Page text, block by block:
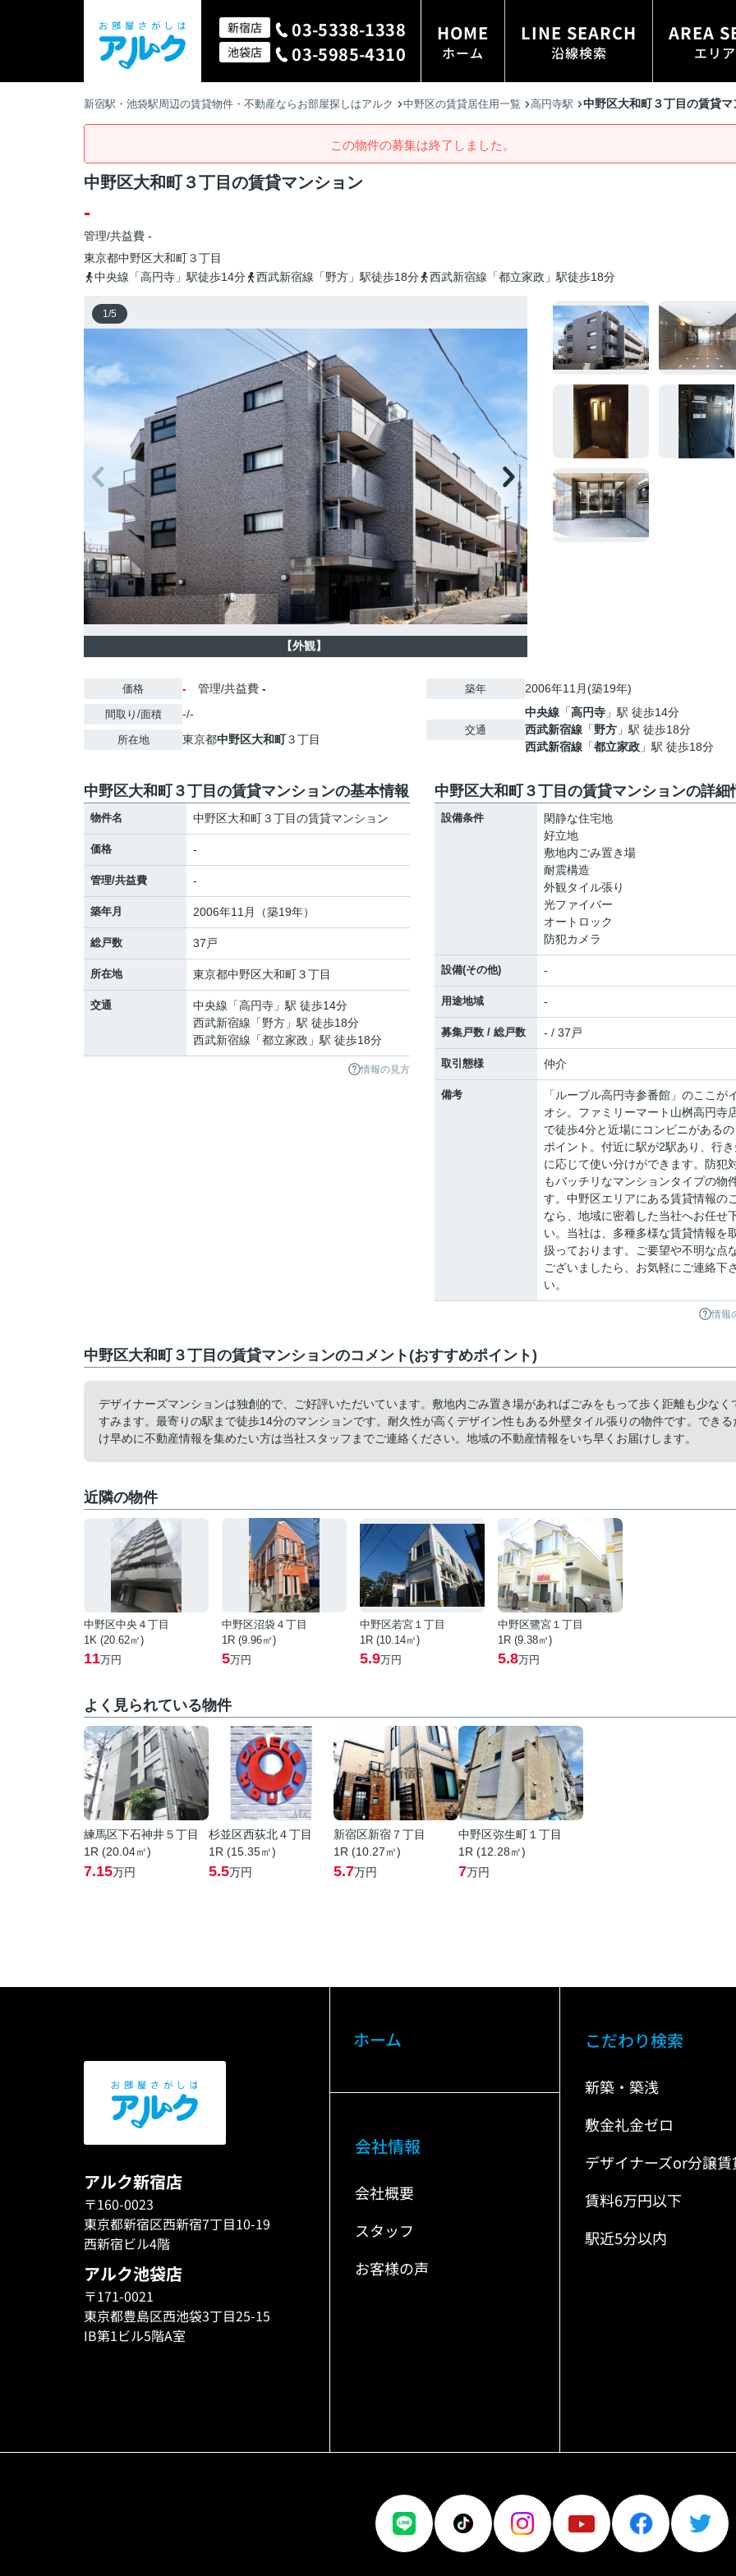
新宿店 03-5338-1338
池袋店 03-5985-4310
HOME
ホーム
LINE SEARCH
沿線検索
AREA
エリ
新宿駅・池袋駅周辺の賃貸物件・不動産ならお部屋探しはアルク 中野区の賃貸居住用一覧 高円寺駅 中野区大和町３丁目の賃貸マ
この物件の募集は終了しました。
中野区大和町３丁目の賃貸マンション
-
管理/共益費 -
東京都中野区大和町３丁目
中央線「高円寺」駅徒歩14分
西武新宿線「野方」駅徒歩18分 西武新宿線「都立家政」駅徒歩18分
1/5
【外観】
価格 - 管理/共益費 -
間取り/面積 -/-
所在地 東京都中野区大和町３丁目
築年 2006年11月(築19年)
交通
中央線 「高円寺 」駅 徒歩14分
西武新宿線 「野方 」駅 徒歩18分
西武新宿線 「都立家政 」駅 徒歩18分
中野区大和町３丁目の賃貸マンションの基本情報
物件名 中野区大和町３丁目の賃貸マンション
価格 -
管理/共益費 -
築年月 2006年11月（築19年）
総戸数 37戸
所在地 東京都中野区大和町３丁目
交通 中央線 「高円寺 」駅 徒歩14分
西武新宿線 「野方 」駅 徒歩18分
西武新宿線 「都立家政 」駅 徒歩18分
情報の見方
中野区大和町３丁目の賃貸マンションの詳細
設備条件
閑静な住宅地
好立地
敷地内ごみ置き場
耐震構造
外観タイル張り
光ファイバー
オートロック
防犯カメラ
設備(その他) -
用途地域 -
募集戸数 / 総戸数 - / 37戸
取引態様 仲介
備考
「ルーブル高円寺参番館」のここが
オシ。ファミリーマート山桝高円寺
で徒歩4分と近場にコンビニがあるの
ポイント。付近に駅が2駅あり、行
に応じて使い分けができます。防犯
もバッチリなマンションタイプの物
す。中野区エリアにある賃貸情報の
なら、地域に密着した当社へお任せ
い。当社は、多種多様な賃貸情報を
扱っております。ご要望や不明な点
ございましたら、お気軽にご連絡下さ
い。
情報
中野区大和町３丁目の賃貸マンションのコメント(おすすめポイント)
デザイナーズマンションは独創的で、ご好評いただいています。敷地内ごみ置き場があればごみをもって歩く距離も少なく
すみます。最寄りの駅まで徒歩14分のマンションです。耐久性が高くデザイン性もある外壁タイル張りの物件です。できる
け早めに不動産情報を集めたい方は当社スタッフまでご連絡ください。地域の不動産情報をいち早くお届けします。
近隣の物件
中野区中央４丁目
1K (20.62㎡)
11万円
中野区沼袋４丁目
1R (9.96㎡)
5万円
中野区若宮１丁目
1R (10.14㎡)
5.9万円
中野区鷺宮１丁目
1R (9.38㎡)
5.8万円
よく見られている物件
練馬区下石神井５丁目
1R (20.04㎡)
7.15万円
杉並区西荻北４丁目
1R (15.35㎡)
5.5万円
新宿区新宿７丁目
1R (10.27㎡)
5.7万円
中野区弥生町１丁目
1R (12.28㎡)
7万円
アルク新宿店
〒160-0023
東京都新宿区西新宿7丁目10-19
西新宿ビル4階
アルク池袋店
〒171-0021
東京都豊島区西池袋3丁目25-15
IB第1ビル5階A室
ホーム
会社情報
会社概要
スタッフ
お客様の声
こだわり検索
新築・築浅
敷金礼金ゼロ
デザイナーズor分譲賃
賃料6万円以下
駅近5分以内